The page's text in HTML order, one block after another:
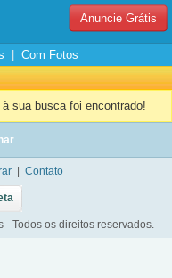
Anuncie Grátis
Com Fotos
sua busca foi encontrado!
Contato
Todos os direitos reservados.